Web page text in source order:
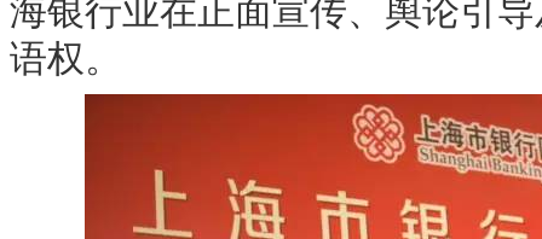
海银行业在正面宣传、舆论引
语权。